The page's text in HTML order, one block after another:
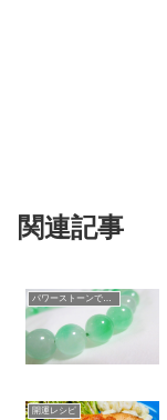
関連記事
パワーストーンで開運
開運レシピ